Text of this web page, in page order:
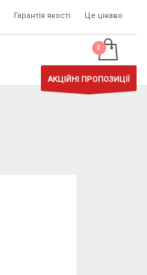
Гарантія якості Це цікаво
АКЦІЙНІ ПРОПОЗИЦІЇ